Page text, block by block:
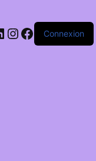
Connexion